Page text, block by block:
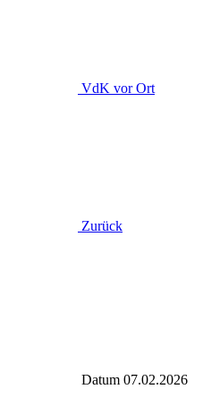
VdK vor Ort
Zurück
Datum 07.02.2026